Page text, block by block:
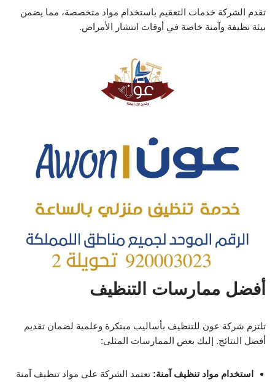
تقدم الشركة خدمات التعقيم باستخدام مواد متخصصة، مما يضمن
بيئة نظيفة وآمنة خاصة في أوقات انتشار الأمراض.
أفضل ممارسات التنظيف
تلتزم شركة عون للتنظيف بأساليب مبتكرة وعلمية لضمان تقديم
أفضل النتائج. إليك بعض الممارسات المثلى:
استخدام مواد تنظيف آمنة: تعتمد الشركة على مواد تنظيف آمنة